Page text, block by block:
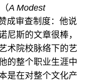
A Modest
成审查制度：他说
尼斯的文章很棒，
术院校脉络下的艺
的整个职业生涯中
是在对整个文化产